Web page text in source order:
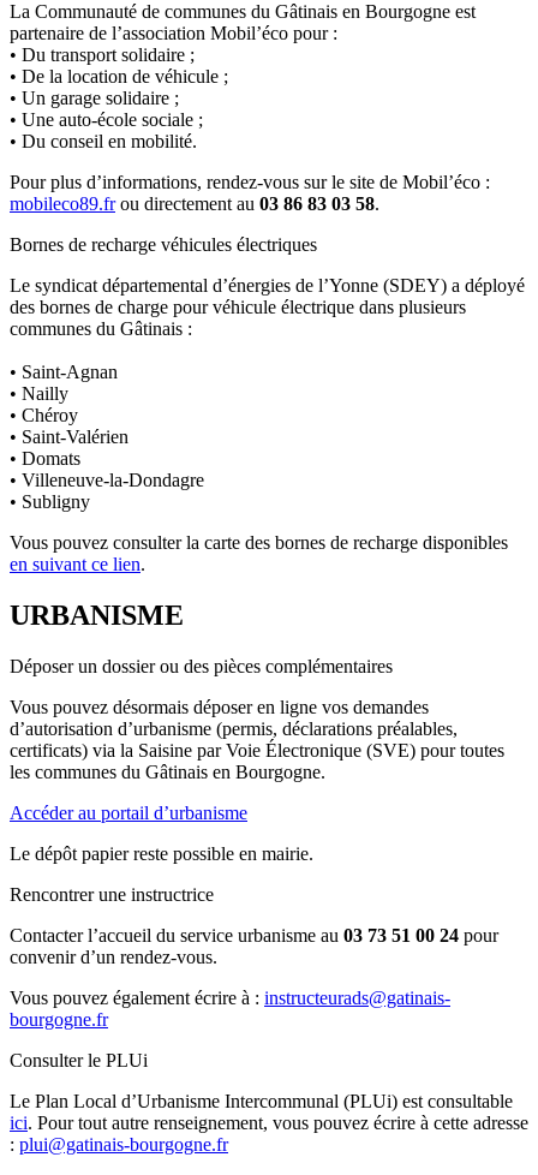
La Communauté de communes du Gâtinais en Bourgogne est
partenaire de l’association Mobil’éco pour :
• Du transport solidaire ;
• De la location de véhicule ;
• Un garage solidaire ;
• Une auto-école sociale ;
• Du conseil en mobilité.
Pour plus d’informations, rendez-vous sur le site de Mobil’éco :
mobileco89.frou directement au 03 86 83 03 58.
Bornes de recharge véhicules électriques
Le syndicat départemental d’énergies de l’Yonne (SDEY) a déployé
des bornes de charge pour véhicule électrique dans plusieurs
communes du Gâtinais :
• Saint-Agnan
• Nailly
• Chéroy
• Saint-Valérien
• Domats
• Villeneuve-la-Dondagre
• Subligny
Vous pouvez consulter la carte des bornes de recharge disponibles
en suivant ce lien.
URBANISME
Déposer un dossier ou des pièces complémentaires
Vous pouvez désormais déposer en ligne vos demandes
d’autorisation d’urbanisme (permis, déclarations préalables,
certificats) via la Saisine par Voie Électronique (SVE) pour toutes
les communes du Gâtinais en Bourgogne.
Accéder au portail d’urbanisme
Le dépôt papier reste possible en mairie.
Rencontrer une instructrice
Contacter l’accueil du service urbanisme au 03 73 51 00 24 pour
convenir d’un rendez-vous.
Vous pouvez également écrire à : instructeurads@gatinais-
bourgogne.fr
Consulter le PLUi
Le Plan Local d’Urbanisme Intercommunal (PLUi) est consultable
ici. Pour tout autre renseignement, vous pouvez écrire à cette adresse
: plui@gatinais-bourgogne.fr